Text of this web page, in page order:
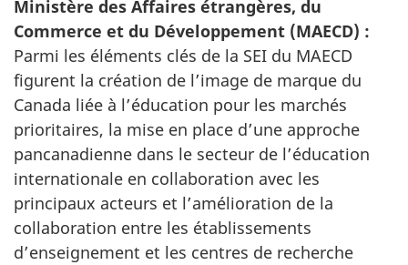
Ministère des Affaires étrangères, du
Commerce et du Développement (MAECD) :
Parmi les éléments clés de la SEI du MAECD
figurent la création de l’image de marque du
Canada liée à l’éducation pour les marchés
prioritaires, la mise en place d’une approche
pancanadienne dans le secteur de l’éducation
internationale en collaboration avec les
principaux acteurs et l’amélioration de la
collaboration entre les établissements
d’enseignement et les centres de recherche